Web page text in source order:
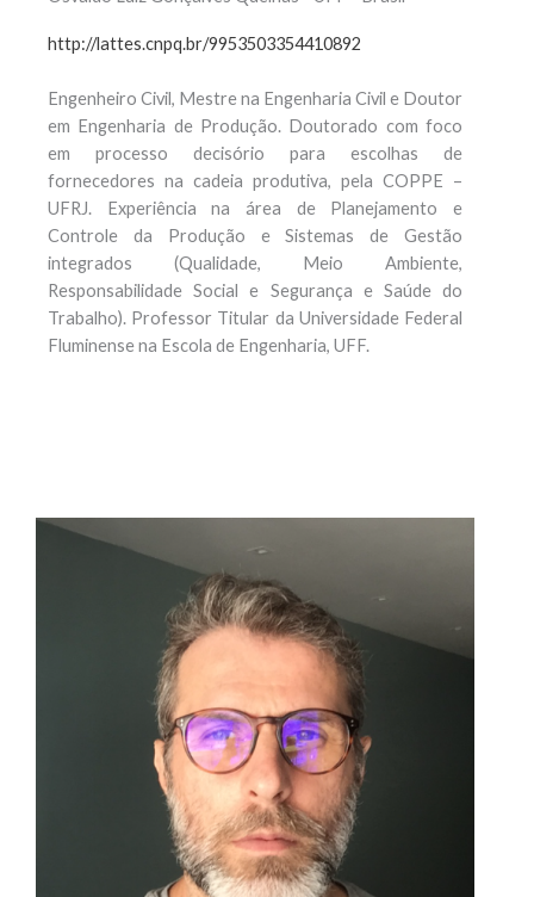
http://lattes.cnpq.br/9953503354410892
Engenheiro Civil, Mestre na Engenharia Civil e Doutor
em Engenharia de Produção. Doutorado com foco
em processo decisório para escolhas de
fornecedores na cadeia produtiva, pela COPPE –
UFRJ. Experiência na área de Planejamento e
Controle da Produção e Sistemas de Gestão
integrados (Qualidade, Meio Ambiente,
Responsabilidade Social e Segurança e Saúde do
Trabalho). Professor Titular da Universidade Federal
Fluminense na Escola de Engenharia, UFF.